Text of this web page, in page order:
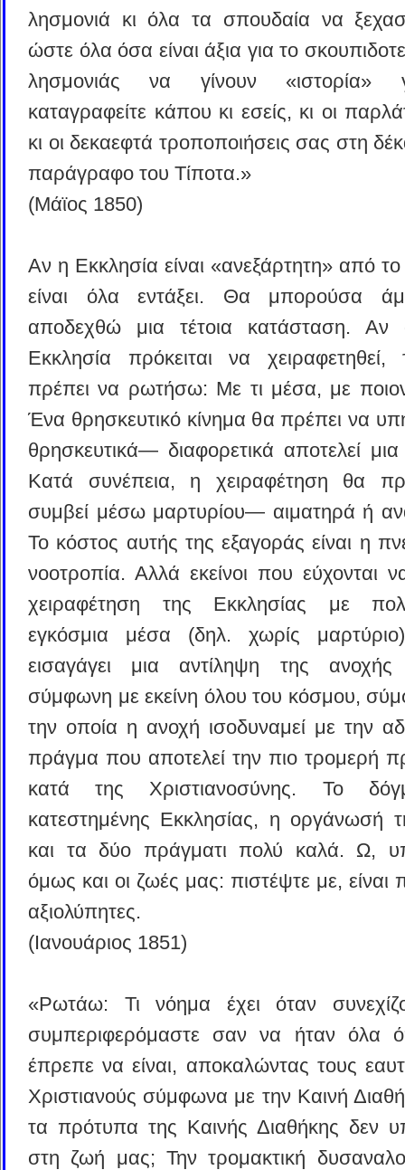
λησμονιά κι όλα τα σπουδαία να
ώστε όλα όσα είναι άξια για το
λησμονιάς να γίνουν «ιστορία»
καταγραφείτε κάπου κι εσείς, κι οι
κι οι δεκαεφτά τροποποιήσεις σας στη
παράγραφο του Τίποτα.»
(Μάϊος 1850)
Αν η Εκκλησία είναι «ανεξάρτητη» από
είναι όλα εντάξει. Θα μπορούσα
αποδεχθώ μια τέτοια κατάσταση.
Εκκλησία πρόκειται να
πρέπει να ρωτήσω: Με τι μέσα, με
Ένα θρησκευτικό κίνημα θα πρέπει να
θρησκευτικά— διαφορετικά αποτελεί
Κατά συνέπεια, η χειραφέτηση θα
συμβεί μέσω μαρτυρίου— αιματηρά ή
Το κόστος αυτής της εξαγοράς είναι η
νοοτροπία. Αλλά εκείνοι που εύχονται
χειραφέτηση της Εκκλησίας με
εγκόσμια μέσα (δηλ. χωρίς
εισαγάγει μια αντίληψη της ανοχής
σύμφωνη με εκείνη όλου του κόσμου,
την οποία η ανοχή ισοδυναμεί με την
πράγμα που αποτελεί την πιο τρομερή
κατά της Χριστιανοσύνης. Το
κατεστημένης Εκκλησίας, η οργάνωσή
και τα δύο πράγματι πολύ καλά. Ω,
όμως και οι ζωές μας: πιστέψτε με, είναι
αξιολύπητες.
(Ιανουάριος 1851)
«Ρωτάω: Τι νόημα έχει όταν
συμπεριφερόμαστε σαν να ήταν όλα
έπρεπε να είναι, αποκαλώντας τους
Χριστιανούς σύμφωνα με την Καινή
τα πρότυπα της Καινής Διαθήκης δεν
στη ζωή μας; Την τρομακτική